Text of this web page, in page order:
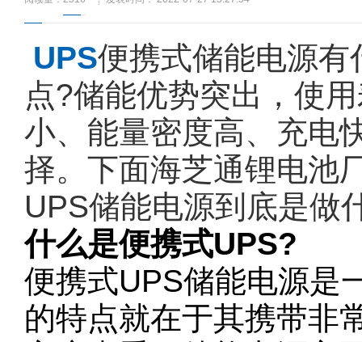
UPS便携式储能电源
点?储能优势突出，使
小、能量密度高、充电
择。下面海芝通锂电池
UPS储能电源到底是做
什么是便携式UPS?
便携式UPS储能电源是
的特点就在于其携带非